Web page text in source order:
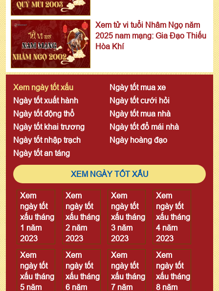
Xem tử vi tuổi Nhâm Ngọ năm
2025 nam mạng: Gia Đạo Thiếu
Hòa Khí
Xem ngày tốt xấu
Ngày tốt mua xe
Ngày tốt xuất hành
Ngày tốt cưới hỏi
Ngày tốt động thổ
Ngày tốt mua nhà
Ngày tốt khai trương
Ngày tốt đổ mái nhà
Ngày tốt nhập trạch
Ngày hoàng đạo
Ngày tốt an táng
XEM NGÀY TỐT XẤU
Xem
ngày tốt
xấu tháng
1 năm
2023
Xem
ngày tốt
xấu tháng
2 năm
2023
Xem
ngày tốt
xấu tháng
3 năm
2023
Xem
ngày tốt
xấu tháng
4 năm
2023
Xem
ngày tốt
xấu tháng
5 năm
Xem
ngày tốt
xấu tháng
6 năm
Xem
ngày tốt
xấu tháng
7 năm
Xem
ngày tốt
xấu tháng
8 năm